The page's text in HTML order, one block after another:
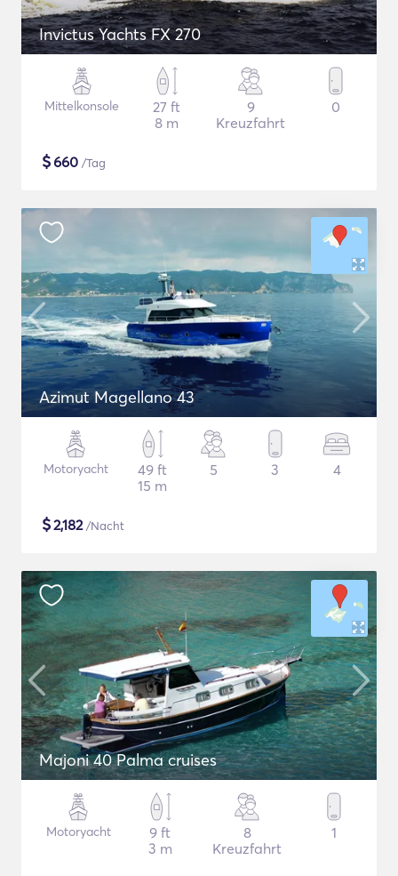
Invictus Yachts FX 270
Mittelkonsole
27 ft
8 m
9
Kreuzfahrt
0
$660 /Tag
Azimut Magellano 43
Motoryacht
49 ft
15 m
5 3 4
$2,182/Nacht
Majoni 40 Palma cruises
Motoryacht
9 ft
3 m
8
Kreuzfahrt
1